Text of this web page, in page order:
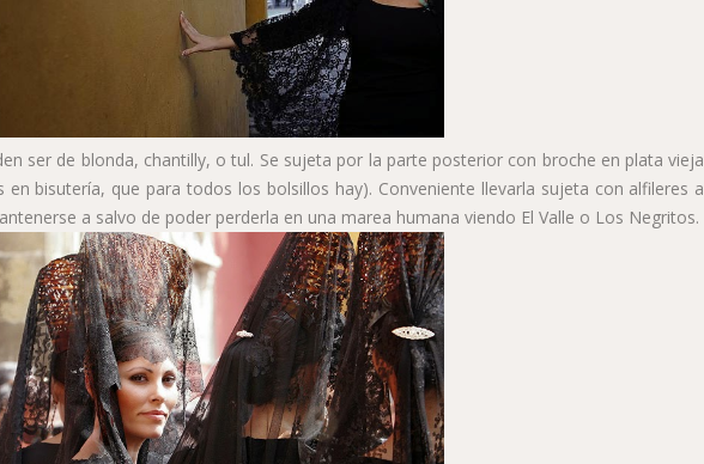
ser de blonda, chantilly, o tul. Se sujeta por la parte posterior con broche en plata vieja
bisutería, que para todos los bolsillos hay). Conveniente llevarla sujeta con alfileres a
a salvo de poder perderla en una marea humana viendo El Valle o Los Negritos.